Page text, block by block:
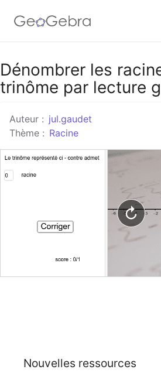
Google Classroom
Se connecter
Dénombrer les
trinôme par lecture
Auteur : jul.gaudet
Thème : Racine
Nouvelles ressources